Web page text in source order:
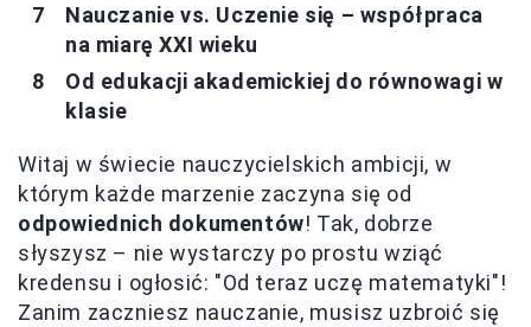
Nauczanie vs. Uczenie się – współpraca
na miarę XXI wieku
Od edukacji akademickiej do równowagi w
klasie
Witaj w świecie nauczycielskich ambicji, w
którym każde marzenie zaczyna się od
odpowiednich dokumentów! Tak, dobrze
słyszysz – nie wystarczy po prostu wziąć
kredensu i ogłosić: "Od teraz uczę matematyki"!
Zanim zaczniesz nauczanie, musisz uzbroić się